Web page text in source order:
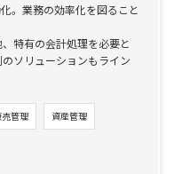
。業務の効率化を図ること
特有の会計処理を必要と
ソリューションもライン
売管理 資産管理